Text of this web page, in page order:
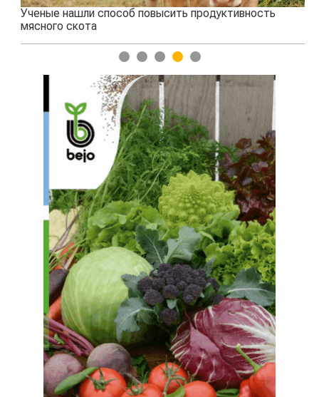
Ученые нашли способ повысить продуктивность
мясного скота
1 2 3 4 5